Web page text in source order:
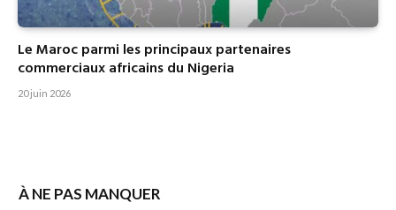
Le Maroc parmi les principaux partenaires
commerciaux africains du Nigeria
20 juin 2026
À NE PAS MANQUER